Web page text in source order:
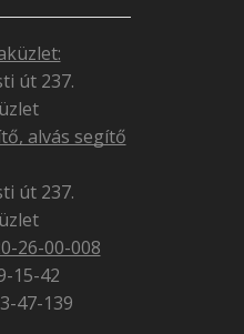
út 237.
alvás segítő
út 237.
26-00-008
15-42
47-139